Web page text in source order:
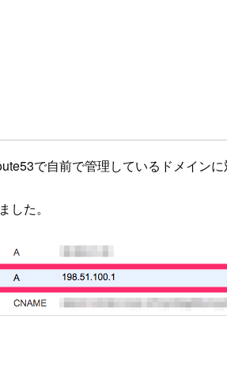
で自前で管理しているドメイン
した。